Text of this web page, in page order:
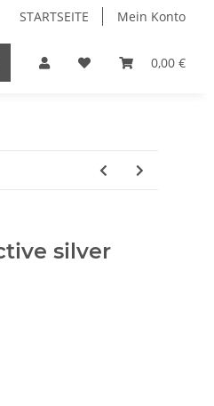
STARTSEITE Mein Konto
0,00 €
silver